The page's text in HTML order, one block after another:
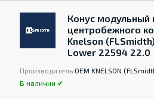
Конус модульный
центробежного
Knelson
Lower 22594 22.0
Производитель:OEM KNELSON
В наличии ✔